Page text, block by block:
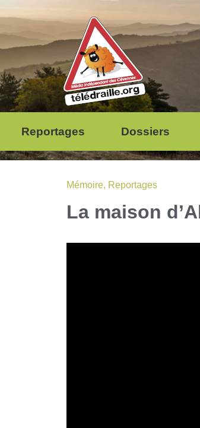
Reportages Dossiers
Mémoire, Reportages
La maison